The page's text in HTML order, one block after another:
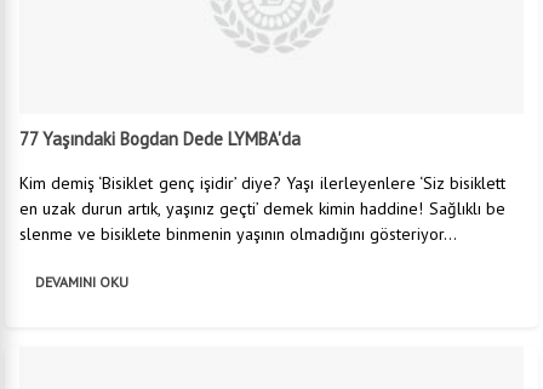
77 Yaşındaki Bogdan Dede LYMBA'da
Kim demiş ‘Bisiklet genç işidir’ diye? Yaşı ilerleyenlere ‘Siz bisiklett
en uzak durun artık, yaşınız geçti’ demek kimin haddine! Sağlıklı be
slenme ve bisiklete binmenin yaşının olmadığını gösteriyor...
DEVAMINI OKU